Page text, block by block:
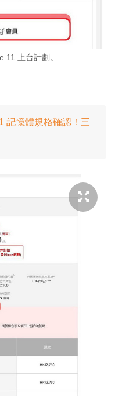
11 上台計劃。
記憶體規格確認！三